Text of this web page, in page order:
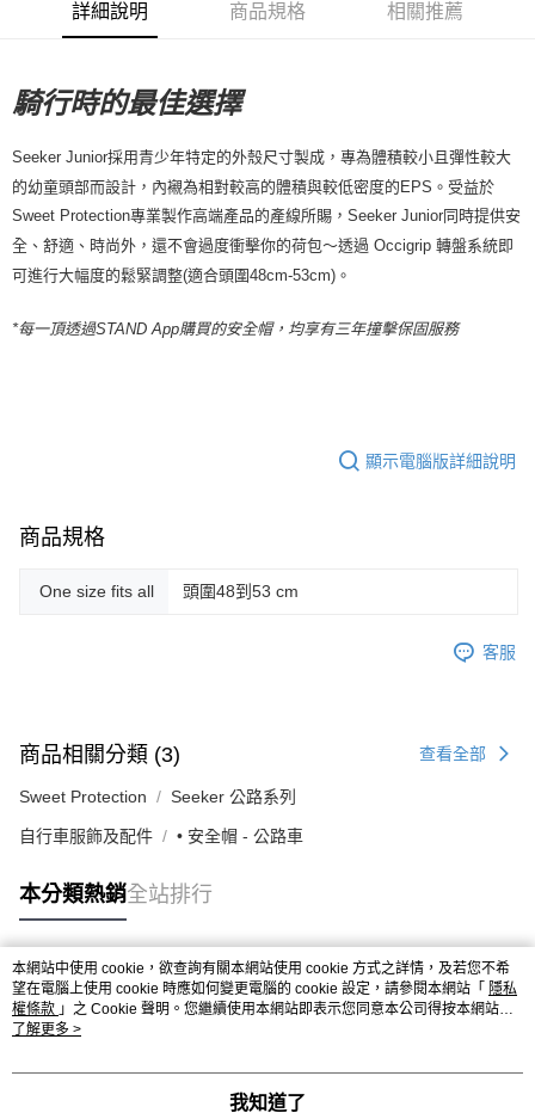
付款後7-11取貨
宅配
詳細說明 商品規格 相關推薦
騎行時的最佳選擇
Seeker Junior採用青少年特定的外殼尺寸製成，專為體積較小且彈性較大
的幼童頭部而設計，內襯為相對較高的體積與較低密度的EPS。受益於
Sweet Protection專業製作高端產品的產線所賜，Seeker Junior同時提供安
全、舒適、時尚外，還不會過度衝擊你的荷包～透過 Occigrip 轉盤系統即
可進行大幅度的鬆緊調整(適合頭圍48cm-53cm)。
*每一頂透過STAND App購買的安全帽，均享有三年撞擊保固服務
顯示電腦版詳細說明
商品規格
One size fits all 頭圍48到53 cm
客服
商品相關分類 (3) 查看全部
Sweet Protection Seeker 公路系列
自行車服飾及配件 • 安全帽 - 公路車
本分類熱銷全站排行
熱門標籤
本網站中使用 cookie，欲查詢有關本網站使用 cookie 方式之詳情，及若您不希
望在電腦上使用 cookie 時應如何變更電腦的 cookie 設定，請參閱本網站「 隱私
權條款 」之 Cookie 聲明。您繼續使用本網站即表示您同意本公司得按本網站使
用條款之 Cookie 聲明使用 cookie。
了解更多 >
我知道了